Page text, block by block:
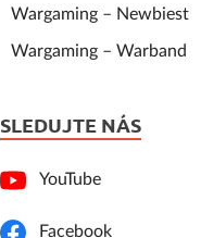
Wargaming – Newbiest
Wargaming – Warband
SLEDUJTE NÁS
YouTube
Facebook